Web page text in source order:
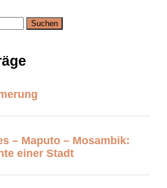
– Maputo – Mosambik:
einer Stadt